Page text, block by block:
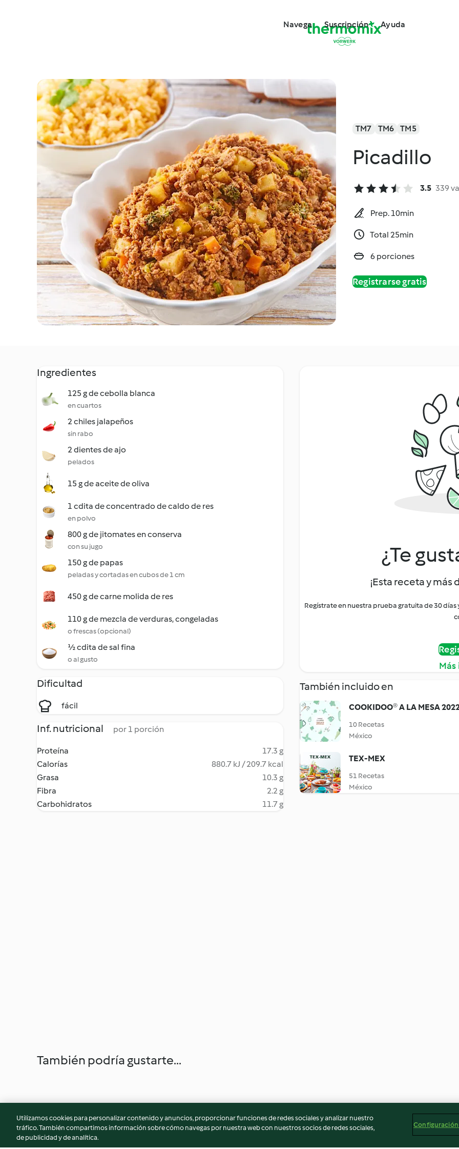
Navega Suscripción Ayuda
TM7 TM6 TM5
Picadillo
3.5 339
Prep. 10min
Total 25min
6 porciones
Registrarse gratis
Ingredientes
125 g de cebolla blanca
en cuartos
2 chiles jalapeños
sin rabo
2 dientes de ajo
pelados
15 g de aceite de oliva
1 cdita de concentrado de caldo de res
en polvo
800 g de jitomates en conserva
con su jugo
150 g de papas
peladas y cortadas en cubos de 1 cm
450 g de carne molida de res
110 g de mezcla de verduras, congeladas
o frescas (opcional)
½ cdita de sal fina
o al gusto
Dificultad
fácil
Inf. nutricional por 1 porción
Proteína
17.3 g
Calorías
880.7 kJ / 209.7 kcal
Grasa
10.3 g
Fibra
2.2 g
Carbohidratos
11.7 g
¿Te
¡Esta receta y más
Regístrate en nuestra prueba gratuita de 30
También incluido en
COOKIDOO® A LA MESA
10 Recetas
México
TEX-MEX
51 Recetas
México
También podría gustarte...
Utilizamos cookies para personalizar contenido y anuncios, proporcionar funciones de redes sociales y analizar nuestro
tráfico. También compartimos información sobre cómo navegas por nuestra web con nuestros socios de redes sociales,
de publicidad y de analítica.
Configuración